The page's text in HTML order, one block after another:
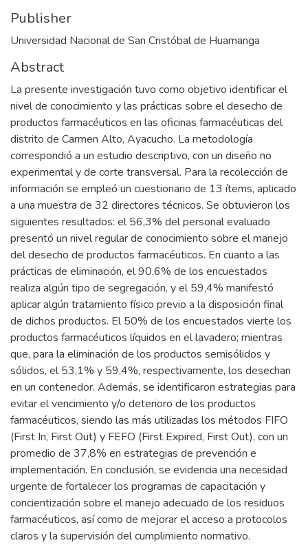
Publisher
Universidad Nacional de San Cristóbal de Huamanga
Abstract
La presente investigación tuvo como objetivo identificar el
nivel de conocimiento y las prácticas sobre el desecho de
productos farmacéuticos en las oficinas farmacéuticas del
distrito de Carmen Alto, Ayacucho. La metodología
correspondió a un estudio descriptivo, con un diseño no
experimental y de corte transversal. Para la recolección de
información se empleó un cuestionario de 13 ítems, aplicado
a una muestra de 32 directores técnicos. Se obtuvieron los
siguientes resultados: el 56,3% del personal evaluado
presentó un nivel regular de conocimiento sobre el manejo
del desecho de productos farmacéuticos. En cuanto a las
prácticas de eliminación, el 90,6% de los encuestados
realiza algún tipo de segregación, y el 59,4% manifestó
aplicar algún tratamiento físico previo a la disposición final
de dichos productos. El 50% de los encuestados vierte los
productos farmacéuticos líquidos en el lavadero; mientras
que, para la eliminación de los productos semisólidos y
sólidos, el 53,1% y 59,4%, respectivamente, los desechan
en un contenedor. Además, se identificaron estrategias para
evitar el vencimiento y/o deterioro de los productos
farmacéuticos, siendo las más utilizadas los métodos FIFO
(First In, First Out) y FEFO (First Expired, First Out), con un
promedio de 37,8% en estrategias de prevención e
implementación. En conclusión, se evidencia una necesidad
urgente de fortalecer los programas de capacitación y
concientización sobre el manejo adecuado de los residuos
farmacéuticos, así como de mejorar el acceso a protocolos
claros y la supervisión del cumplimiento normativo.